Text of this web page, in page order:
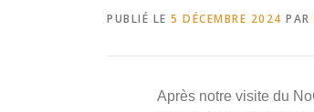
PUBLIÉ LE 5 DÉCEMBRE 2024 PAR
Après notre visite du